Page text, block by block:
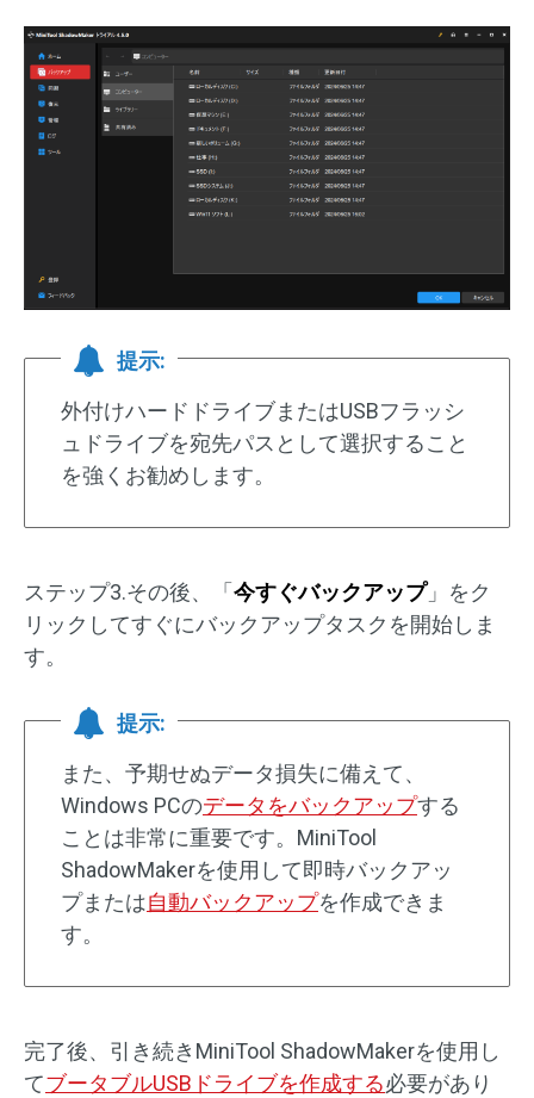
提示:
外付けハードドライブまたはUSBフラッシ
ュドライブを宛先パスとして選択すること
を強くお勧めします。
ステップ3.その後、「 今すぐバックアップ」をク
リックしてすぐにバックアップタスクを開始しま
す。
提示:
また、予期せぬデータ損失に備えて、
Windows PCのデータをバックアップする
ことは非常に重要です。MiniTool
ShadowMakerを使用して即時バックアッ
プまたは自動バックアップを作成できま
す。
完了後、引き続きMiniTool ShadowMakerを使用し
てブータブルUSBドライブを作成する必要があり